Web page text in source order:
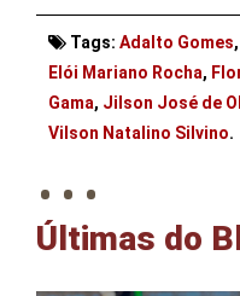
Tags: Adalto Gomes,
Elói Mariano Rocha,
Gama, Jilson José de
Vilson Natalino Silvino.
. . .
Últimas do